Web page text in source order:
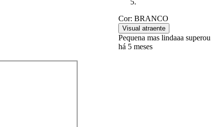
Cor: BRANCO
Visual atraente
Pequena mas lindaaa
há 5 meses